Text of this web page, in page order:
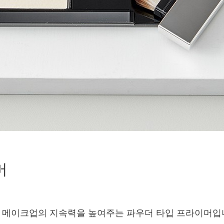
이크업의 지속력을 높여주는 파우더 타입 프라이머입